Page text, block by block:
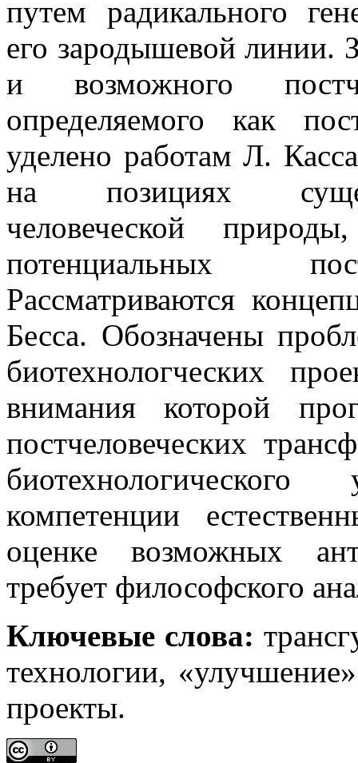
путем радикального
его зародышевой линии.
и возможного
определяемого как
уделено работам Л.
на позициях
человеческой
потенциальных
Рассматриваются
Бесса. Обозначены
биотехнологческих
внимания которой
постчеловеческих
компетенции
оценке возможных
требует философского
Ключевые слова:
технологии,
проекты.